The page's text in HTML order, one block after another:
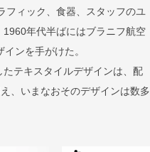
フィック、食器、スタッフのユ
年代半ばにはブラニフ航空
ンを手がけた。
テキスタイルデザインは、配
、いまなおそのデザインは数多